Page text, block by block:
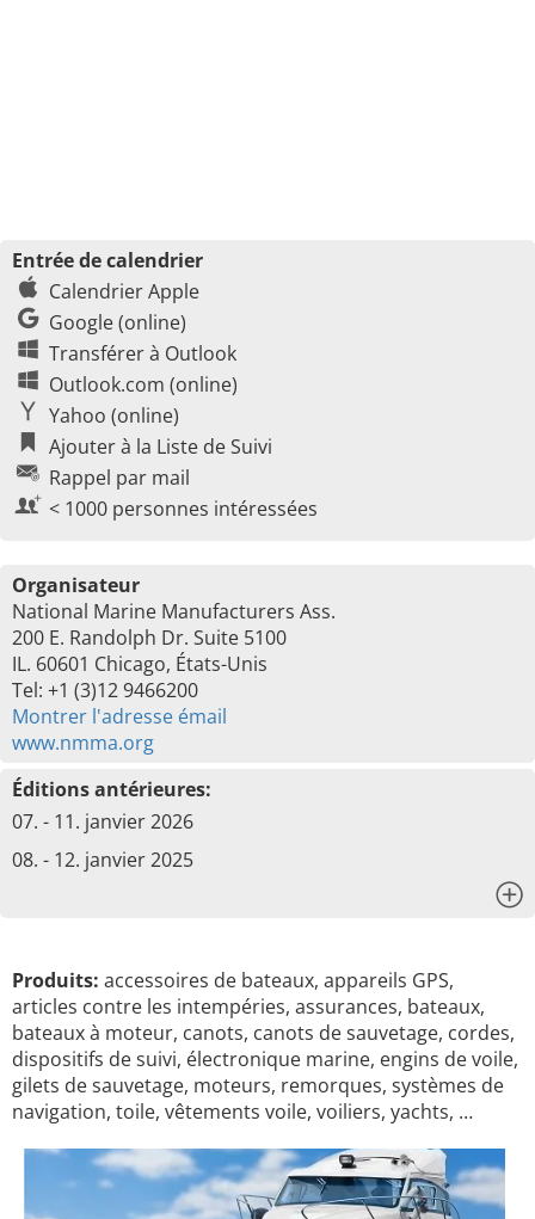
Entrée de calendrier
Calendrier Apple
Google (online)
Transférer à Outlook
Outlook.com (online)
Yahoo (online)
Ajouter à la Liste de Suivi
Rappel par mail
< 1000 personnes intéressées
Organisateur
National Marine Manufacturers Ass.
200 E. Randolph Dr. Suite 5100
IL. 60601 Chicago, États-Unis
Tel: +1 (3)12 9466200
Montrer l'adresse émail
www.nmma.org
Éditions antérieures:
07. - 11. janvier 2026
08. - 12. janvier 2025
Produits: accessoires de bateaux, appareils GPS,
articles contre les intempéries, assurances, bateaux,
bateaux à moteur, canots, canots de sauvetage, cordes,
dispositifs de suivi, électronique marine, engins de voile,
gilets de sauvetage, moteurs, remorques, systèmes de
navigation, toile, vêtements voile, voiliers, yachts, …